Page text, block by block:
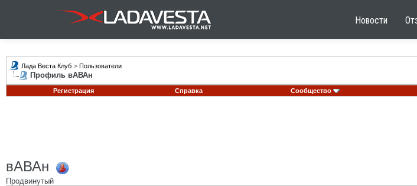
Новости
Лада Веста Клуб > Пользователи
Профиль вАВАн
Регистрация
Справка Сообщество
вАВАн
Продвинутый